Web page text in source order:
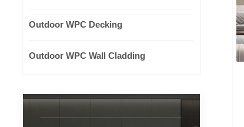
Outdoor WPC Decking
Outdoor WPC Wall Cladding